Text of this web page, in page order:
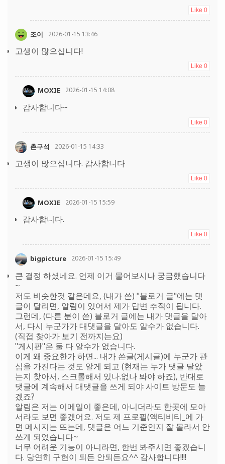
Like 0
조이 2026-01-15 13:46
고생이 많으십니다!
Like 0
MOXIE 2026-01-15 14:08
감사합니다~
Like 0
촌구석 2026-01-15 14:33
고생이 많으십니다. 감사합니다
Like 0
MOXIE 2026-01-15 15:59
감사합니다.
Like 0
bigpicture 2026-01-15 15:49
큰 결정 하셨네요. 언제 이거 물어보시나 궁금했습니다
~
저도 비슷한것 같은데요, (내가 쓴) "블로거 글"에는 댓
글이 달리면, 알림이 있어서 제가 답변 추적이 됩니다.
그런데, (다른 분이 쓴) 블로거 글에는 내가 댓글을 달아
서, 다시 누군가가 대댓글을 달아도 알수가 없습니다.
(직접 찾아가 보기 전까지는요)
"게시판"은 둘 다 알수가 없습니다.
이게 왜 중요한가 하면... 내가 쓴글(게시글)에 누군가 관
심을 가진다는 것도 알게 되고 (현재는 누가 댓글 달았
는지 찾아서, 스크롤해서 있나.없나 봐야 하죠), 반대로
댓글에 계속해서 대댓글을 쓰게 되야 사이트 방문도 늘
겠죠?
알림은 저는 이메일이 좋은데, 아니더라도 한곳에 모아
서라도 보면 좋겠어요. 저도 제 프로필(액티비티_에 가
면 메시지는 뜨는데, 댓글은 어느 기준인지 잘 몰라서 안
쓰게 되었습니다~
너무 어려운 기능이 아니라면, 한번 봐주시면 좋겠습니
다. 당연히 구현이 되든 안되든요^^ 감사합니다!!!!